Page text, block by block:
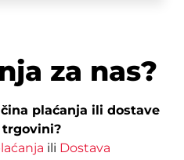
za nas?
plaćanja ili dostave
ili Dostava